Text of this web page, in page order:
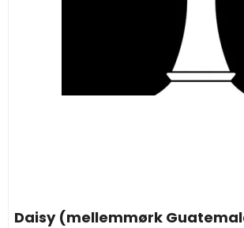
Daisy (mellemmørk